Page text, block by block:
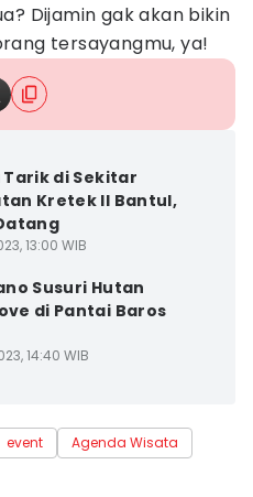
Dijamin gak akan bikin
tersayangmu, ya!
Tarik di Sekitar
Kretek II Bantul,
13:00 WIB
Susuri Hutan
di Pantai Baros
14:40 WIB
event
Agenda Wisata